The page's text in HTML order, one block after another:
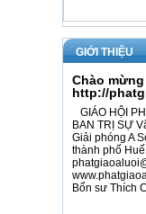
GIỚI THIỆU
Chào
http://
GIÁO HỘI
BAN TRỊ SỰ
Giải phóng A
thành phố
Bổn sư Thích